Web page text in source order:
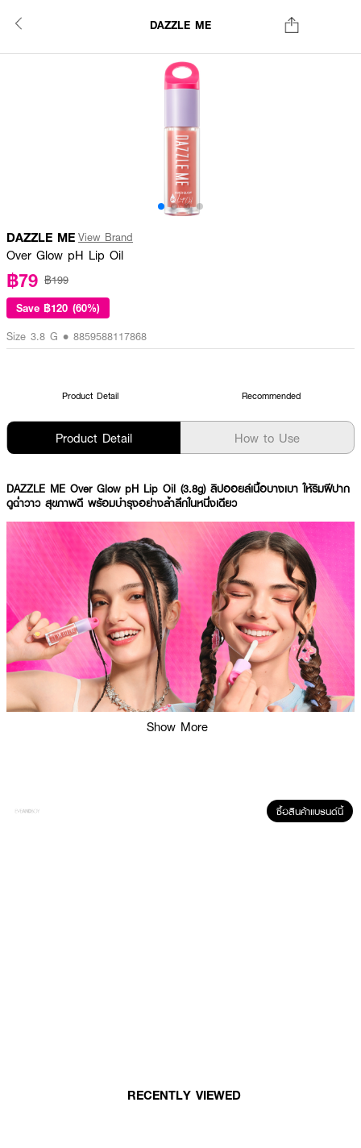
DAZZLE ME
DAZZLE ME View Brand
Over Glow pH Lip Oil
฿79 ฿199
Save ฿120 (60%)
Size 3.8 G • 8859588117868
Product Detail Recommended
Product Detail How to Use
DAZZLE ME Over Glow pH Lip Oil (3.8g) ลิปออยล์เนื้อบางเบา ให้ริมฝีปาก
ดูฉ่ำวาว สุขภาพดี พร้อมบำรุงอย่างล้ำลึกในหนึ่งเดียว
Show More
ซื้อสินค้าแบรนด์นี้
RECENTLY VIEWED